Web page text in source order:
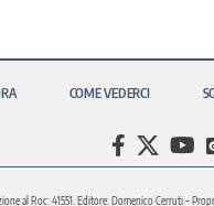
COME VEDERCI
al Roc: 41551. Editore: Domenico Cerruti –